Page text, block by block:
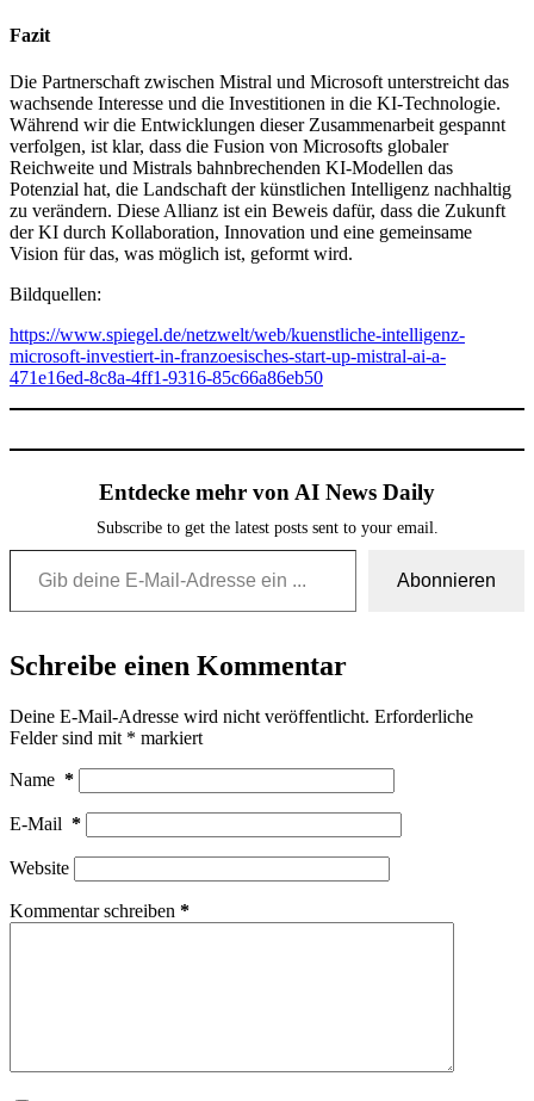
Fazit
Die Partnerschaft zwischen Mistral und Microsoft unterstreicht das
wachsende Interesse und die Investitionen in die KI-Technologie.
Während wir die Entwicklungen dieser Zusammenarbeit gespannt
verfolgen, ist klar, dass die Fusion von Microsofts globaler
Reichweite und Mistrals bahnbrechenden KI-Modellen das
Potenzial hat, die Landschaft der künstlichen Intelligenz nachhaltig
zu verändern. Diese Allianz ist ein Beweis dafür, dass die Zukunft
der KI durch Kollaboration, Innovation und eine gemeinsame
Vision für das, was möglich ist, geformt wird.
Bildquellen:
https://www.spiegel.de/netzwelt/web/kuenstliche-intelligenz-
microsoft-investiert-in-franzoesisches-start-up-mistral-ai-a-
471e16ed-8c8a-4ff1-9316-85c66a86eb50
Entdecke mehr von AI News Daily
Subscribe to get the latest posts sent to your email.
Gib deine E-Mail-Adresse ein ...
Abonnieren
Schreibe einen Kommentar
Deine E-Mail-Adresse wird nicht veröffentlicht. Erforderliche
Felder sind mit * markiert
Name *
E-Mail *
Website
Kommentar schreiben *